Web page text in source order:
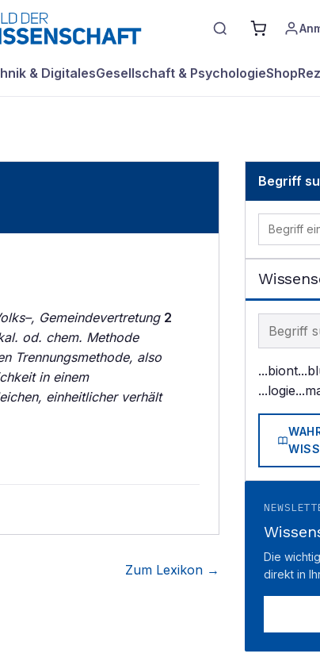
& DigitalesGesellschaft & PsychologieShop
Gemeindevertretung 2
od. chem. Methode
Trennungsmethode, also
in einem
einheitlicher verhält
Zum Lexikon →
Begriff
Begriff
...biont
...logie
Die
direkt in